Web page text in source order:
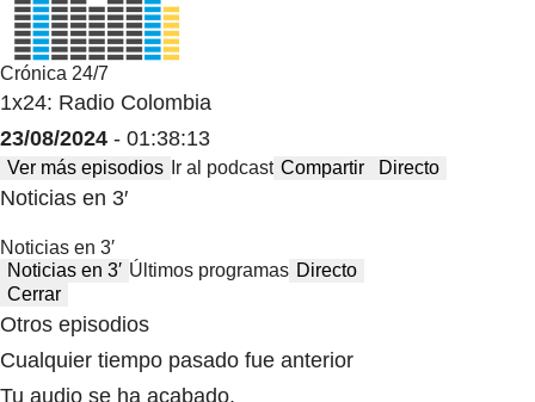
Crónica 24/7
1x24: Radio Colombia
23/08/2024 - 01:38:13
Ver más episodios Ir al podcast Compartir Directo
Noticias en 3′
Noticias en 3′
Noticias en 3′ Últimos programas Directo
Cerrar
Otros episodios
Cualquier tiempo pasado fue anterior
Tu audio se ha acabado.